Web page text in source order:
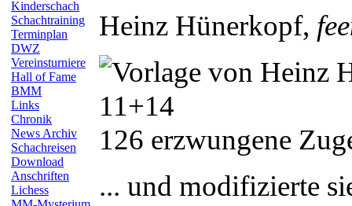
Kinderschach
Schachtraining
Terminplan
DWZ
Vereinsturniere
Hall of Fame
BMM
Links
Chronik
News Archiv
Schachreisen
Download
Anschriften
Lichess
Heinz Hünerkopf,
11+14
126 erzwungene
... und modifizierte